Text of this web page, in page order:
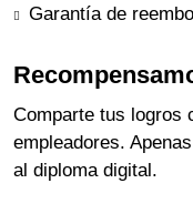
Garantía de
Comparte tus logros
empleadores.
al diploma digital.